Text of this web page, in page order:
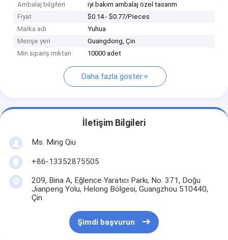
Ambalaj bilgileri
iyi bakım ambalaj özel tasarım
Fiyat
$0.14 - $0.77/Pieces
Marka adı
Yuhua
Menşe yeri
Guangdong, Çin
Min sipariş miktarı
10000 adet
Daha fazla göster
İletişim Bilgileri
Ms. Ming Qiu
+86-13352875505
209, Bina A, Eğlence Yaratıcı Parkı, No. 371, Doğu
Jianpeng Yolu, Helong Bölgesi, Guangzhou 510440,
Çin
Şimdi başvurun